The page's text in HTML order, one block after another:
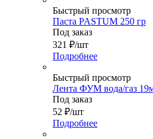
Быстрый просмотр
Паста PASTUM 250 гр
Под заказ
321 ₽/шт
Подробнее
Быстрый просмотр
Лента ФУМ вода/газ
Под заказ
52 ₽/шт
Подробнее